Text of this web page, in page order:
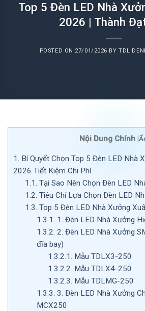
Top 5 Đèn LED Nhà
2026 | Thành
POSTED ON 27/01/2026 BYTDL
Nội Dung Chính [
1. Bí Quyết Chọn Top 5 Đèn LED Nhà
2026 Tiết Kiệm Chi Phí
1.1. Tại Sao Nên Chọn Đèn LED
1.2. Tiêu Chí Lựa Chọn Đèn LED
1.3. Top 5 Đèn LED Nhà Xưởng
1.3.1. 1. Đèn LED Nhà Xưởng
1.3.2. 2. Đèn LED Nhà Xưởng
đĩa bay)
1.3.2.1. Mẫu TDLX3-250
1.3.2.2. Mẫu TDLX4-250
1.3.2.3. Mẫu TDLMG-250
1.3.3. 3. Đèn LED Nhà Xưởng
MCX250